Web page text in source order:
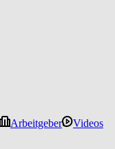
Arbeitgeber
Videos